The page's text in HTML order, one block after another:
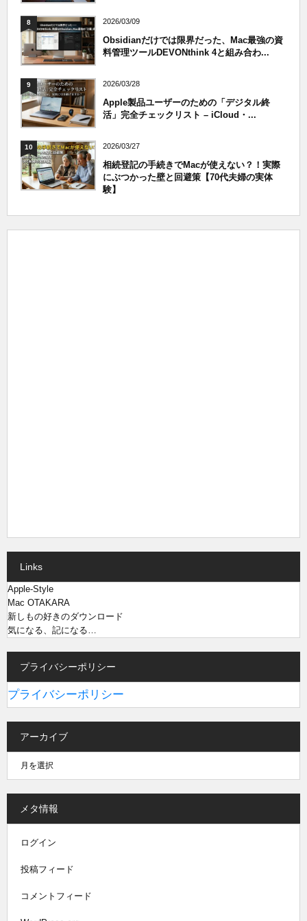
8 2026/03/09
Obsidianだけでは限界だった、Mac最強の資
料管理ツールDEVONthink 4と組み合わ...
9 2026/03/28
Apple製品ユーザーのための「デジタル終
活」完全チェックリスト – iCloud・...
10 2026/03/27
相続登記の手続きでMacが使えない？！実際
にぶつかった壁と回避策【70代夫婦の実体
験】
Links
Apple-Style
Mac OTAKARA
新しもの好きのダウンロード
気になる、記になる…
プライバシーポリシー
プライバシーポリシー
アーカイブ
メタ情報
ログイン
投稿フィード
コメントフィード